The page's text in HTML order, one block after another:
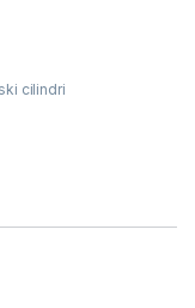
cilindri